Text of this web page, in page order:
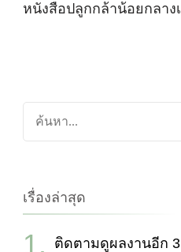
หนังสือปลูกกล้าน้อยกลาง
ค้นหา
เกี่ยว
เรื่องล่าสุด
ติดตามดูผลงานอีก